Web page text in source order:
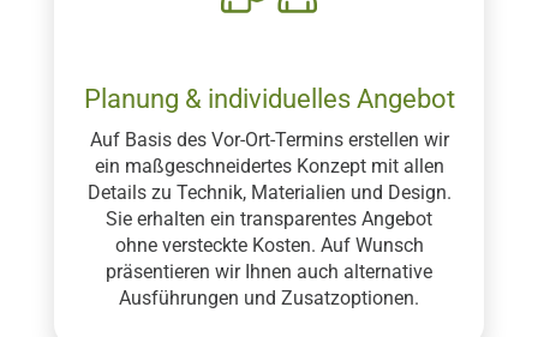
Planung & individuelles Angebot
Auf Basis des Vor-Ort-Termins erstellen wir
ein maßgeschneidertes Konzept mit allen
Details zu Technik, Materialien und Design.
Sie erhalten ein transparentes Angebot
ohne versteckte Kosten. Auf Wunsch
präsentieren wir Ihnen auch alternative
Ausführungen und Zusatzoptionen.